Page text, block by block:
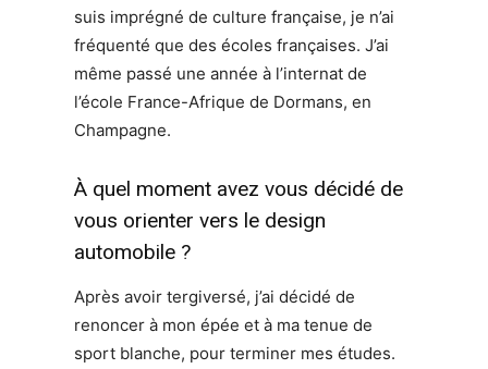
suis imprégné de culture française, je n’ai
fréquenté que des écoles françaises. J’ai
même passé une année à l’internat de
l’école France-Afrique de Dormans, en
Champagne.
À quel moment avez vous décidé de
vous orienter vers le design
automobile ?
Après avoir tergiversé, j’ai décidé de
renoncer à mon épée et à ma tenue de
sport blanche, pour terminer mes études.